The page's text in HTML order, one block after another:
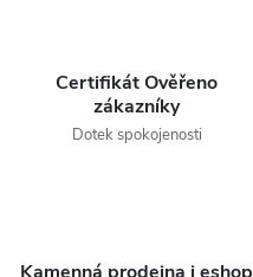
Certifikát Ověřeno
zákazníky
Dotek spokojenosti